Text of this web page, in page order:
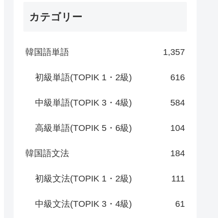
カテゴリー
韓国語単語 1,357
初級単語(TOPIK 1・2級) 616
中級単語(TOPIK 3・4級) 584
高級単語(TOPIK 5・6級) 104
韓国語文法 184
初級文法(TOPIK 1・2級) 111
中級文法(TOPIK 3・4級) 61